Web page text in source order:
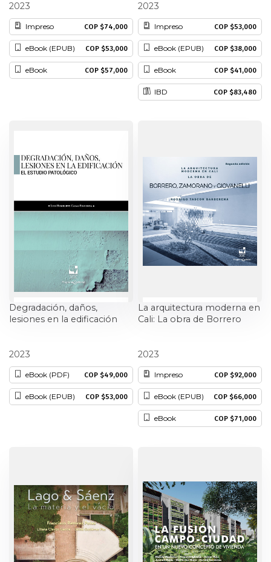
Narcotráfico
Patrimonio
Periodismo
Psicología
2023
Impreso COP $74,000
eBook (EPUB) COP $53,000
eBook COP $57,000
2023
Impreso COP $53,000
eBook (EPUB) COP $38,000
eBook COP $41,000
IBD COP $83,480
Degradación, daños,
lesiones en la edificación
2023
eBook (PDF) COP $49,000
eBook (EPUB) COP $53,000
La arquitectura moderna en
Cali: La obra de Borrero
2023
Impreso COP $92,000
eBook (EPUB) COP $66,000
eBook COP $71,000